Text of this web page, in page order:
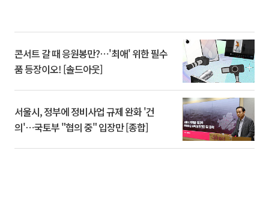
콘서트 갈 때 응원봉만?⋯'최애' 위한 필수
품 등장이오! [솔드아웃]
서울시, 정부에 정비사업 규제 완화 '건
의'⋯국토부 "협의 중" 입장만 [종합]